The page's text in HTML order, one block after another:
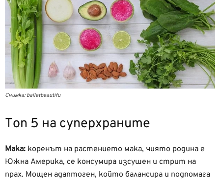
Снимка: balletbeautifu
Топ 5 на суперхраните
Мака: коренът на растението мака, чиято родина е
Южна Америка, се консумира изсушен и стрит на
прах. Мощен адаптоген, който балансира и подпомага